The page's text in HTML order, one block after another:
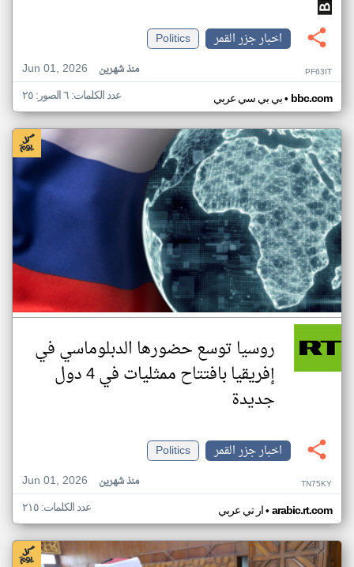
اخبار جزر القمر
Politics
Jun 01, 2026
منذ شهرين PF63IT
بي بي سي عربي• bbc.com عدد الكلمات: ٦ الصور: ٢٥
روسيا توسع حضورها الدبلوماسي في
إفريقيا بافتتاح ممثليات في 4 دول
جديدة
اخبار جزر القمر
Politics
Jun 01, 2026
منذ شهرين TN75KY
ار تي عربي• arabic.rt.com عدد الكلمات: ٢١٥